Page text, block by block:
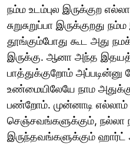
நம்ம உடம்புல இருக்குற
சுறுசுறுப்பா இருக்குறது
தூங்கும்போது கூட அது
இருக்கு. ஆனா அந்த
பாத்துக்குறோம் அப்படின்னு
உண்மையிலேயே நாம
பண்றோம். முன்னாடி
செஞ்சவங்களுக்கும், நல்லா
இருந்தவங்களுக்கும் ஹார்ட்